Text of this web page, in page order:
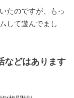
たのですが、もっ
して遊んでまし
などはあります